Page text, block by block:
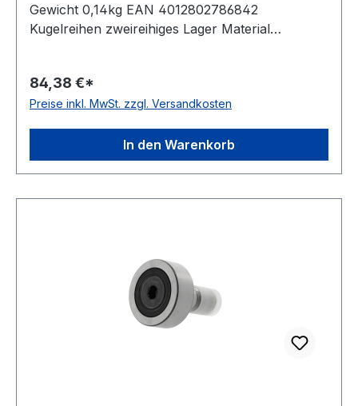
Gewicht 0,14kg EAN 4012802786842
Kugelreihen zweireihiges Lager Material
Bauform ohne Exzenter Dichtung beidseitig
Lippendichtung
84,38 €*
Preise inkl. MwSt. zzgl. Versandkosten
In den Warenkorb